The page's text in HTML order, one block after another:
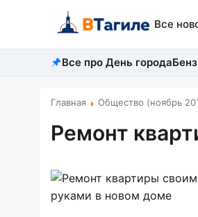
Все
Все про День города
Главная Общество (ноябрь
Ремонт